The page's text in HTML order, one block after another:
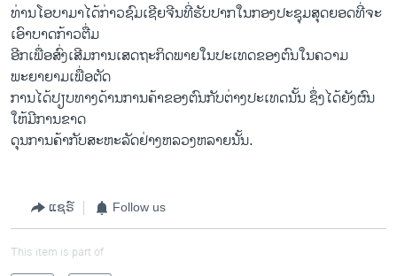
ທ່ານ​ໂອ​ບາ​ມາ​ໄດ້​ກ່າວ​ຊົມ​ເຊີຍ​ຈີນ​ທີ່​ຮັບປາກ​ໃນ​ກອງ​ປະຊຸມ​ສຸດ​ຍອດ​ທີ່ຈະ​
ເອົາ​ບາດກ້າວ​ຕື່ມ
ອີກ​ເພື່ອ​ສົ່ງ​ເສີມ​ການ​ເສດຖະກິດ​ພາຍ​ໃນ​ປະ​ເທດ​ຂອງ​ຕົນ​ໃນ​ຄວາມ​
ພະຍາຍາມ​ເພື່ອ​ຕັດ
ການ​ໄດ້​ປຽບ​ທາງ​ດ້ານ​ການ​ຄ້າຂອງ​ຕົນກັບ​ຕ່າງປະ​ເທດ​ນັ້ນ ຊຶ່ງ​ໄດ້​ຍັງ​ຜົນ​
ໃຫ້​ມີ​ການ​ຂາດ​
ດຸນ​ການ​ຄ້າກັບ​ສະຫະລັດ​ຢ່າງ​ຫລວງຫລາຍ​ນັ້ນ.
ແຊຣ໌ Follow us
This item is part of